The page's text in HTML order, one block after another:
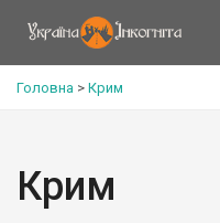
Головна > Крим
Крим